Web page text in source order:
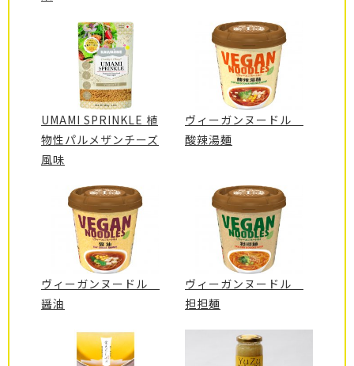
UMAMI SPRINKLE 植
物性パルメザンチーズ
風味
ヴィーガンヌードル
酸辣湯麺
ヴィーガンヌードル
醤油
ヴィーガンヌードル
担担麺